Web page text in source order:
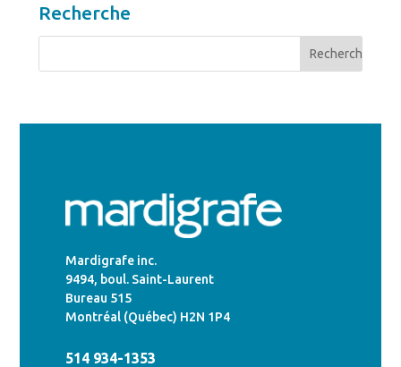
Recherche
Mardigrafe inc.
9494, boul. Saint-Laurent
Bureau 515
Montréal (Québec) H2N 1P4
514 934-1353